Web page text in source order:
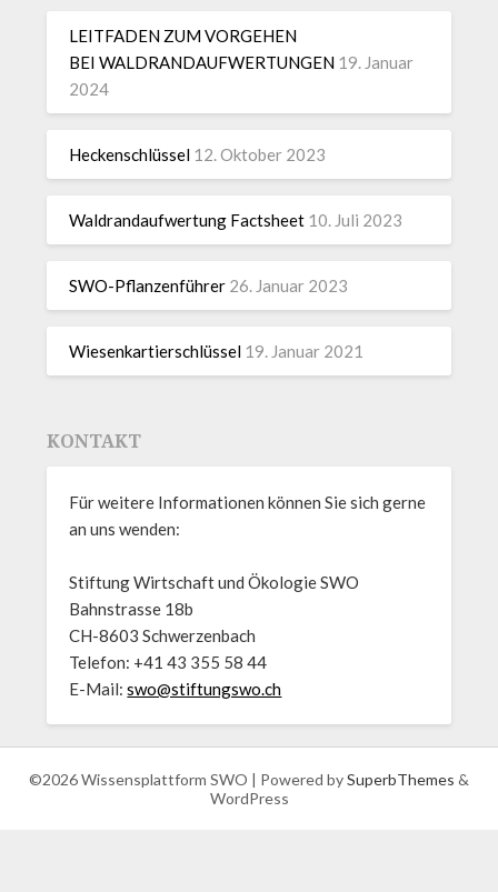
LEITFADEN ZUM VORGEHEN
BEI WALDRANDAUFWERTUNGEN 19. Januar
2024
Heckenschlüssel 12. Oktober 2023
Waldrandaufwertung Factsheet 10. Juli 2023
SWO-Pflanzenführer 26. Januar 2023
Wiesenkartierschlüssel 19. Januar 2021
KONTAKT
Für weitere Informationen können Sie sich gerne
an uns wenden:
Stiftung Wirtschaft und Ökologie SWO
Bahnstrasse 18b
CH-8603 Schwerzenbach
Telefon: +41 43 355 58 44
E-Mail:swo@stiftungswo.ch
©2026 Wissensplattform SWO | Powered bySuperbThemes &
WordPress